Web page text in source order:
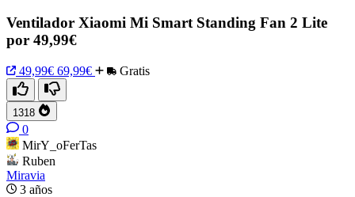
Ventilador Xiaomi Mi Smart Standing Fan 2 Lite
por 49,99€
49,99€ 69,99€ Gratis
1318
0
MirY_oFerTas
Ruben
Miravia
3 años